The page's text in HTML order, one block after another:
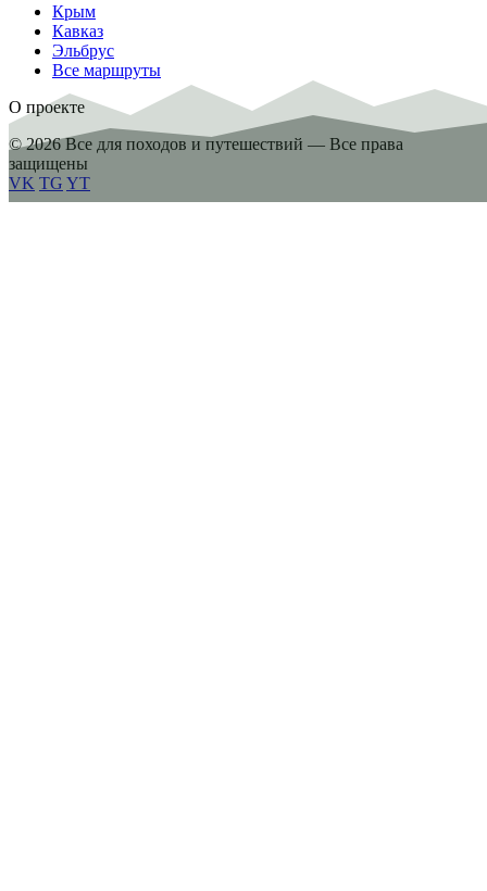
Крым
Кавказ
Эльбрус
Все маршруты
О проекте
© 2026 Все для походов и путешествий — Все права
защищены
VK TG YT